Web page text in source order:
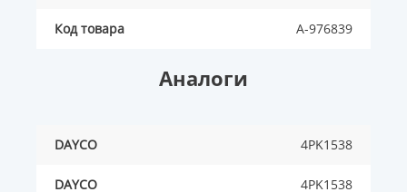
Код товара A-976839
Аналоги
DAYCO 4PK1538
DAYCO 4PK1538